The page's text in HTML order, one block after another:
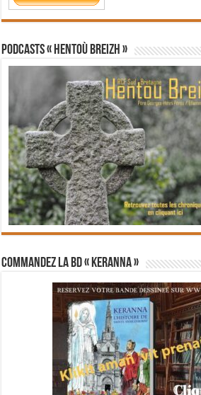
PODCASTS « Hentoù Breizh »
Commandez la BD « Keranna »